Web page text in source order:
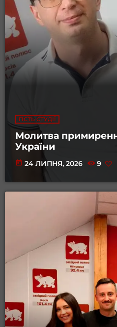
ГІСТЬ СТУДІЇ
Молитва
України
today 24 ЛИПНЯ, 2026 9